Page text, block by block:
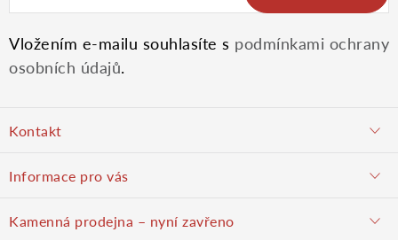
Vložením e-mailu souhlasíte s podmínkami ochrany
osobních údajů.
p
Kontakt
Informace pro vás
Kamenná prodejna – nyní zavřeno